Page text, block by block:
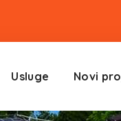
Usluge Novi